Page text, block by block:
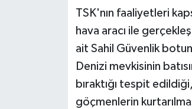
TSK'nın faaliyetleri
hava aracı ile
ait Sahil Güvenlik
Denizi mevkisinin
bıraktığı tespit
göçmenlerin